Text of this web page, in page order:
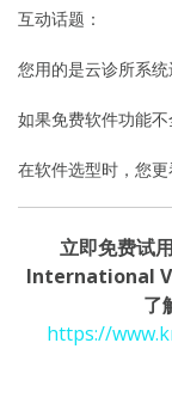
互动话题：
您用的是云诊所系
如果免费软件功能
在软件选型时，您更
立即免费试
International
了
https://